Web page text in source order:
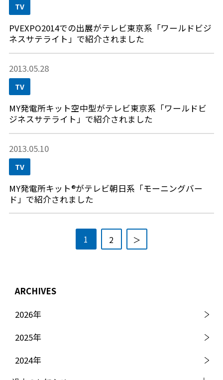
TV
PVEXPO2014での出展がテレビ東京系「ワールドビジ
ネスサテライト」で紹介されました
2013.05.28
TV
MY発電所キット空中型がテレビ東京系「ワールドビ
ジネスサテライト」で紹介されました
2013.05.10
TV
MY発電所キット®がテレビ朝日系「モーニングバー
ド」で紹介されました
1 2 ＞
ARCHIVES
2026年
2025年
2024年